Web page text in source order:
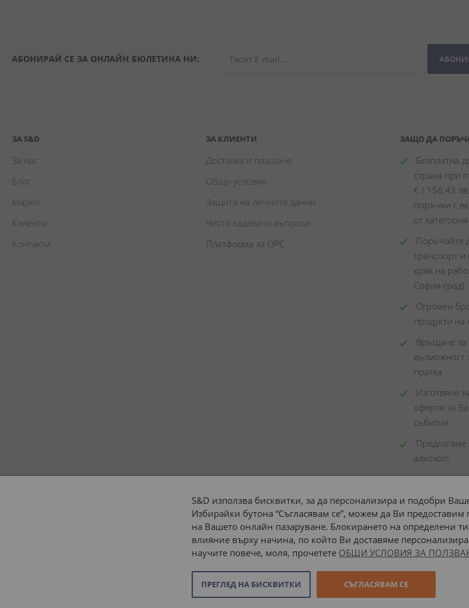
АБОНИРАЙ СЕ ЗА ОНЛАЙН БЮЛЕТИНА НИ:
ЗА S&D
За нас
Блог
Марки
Клиенти
Контакти
ЗА КЛИЕНТИ
Доставка и плащане
Общи условия
Защита на личните данни
Често задавани въпроси
Платформа за ОРС
ЗАЩО ДА
Безплатна
страна при
€ / 156.43 лв.
поръчки с
от
Поръчайте
транспорт
края на
София-град)
Огромен
продукти на
Връщане за
възможност
пратка
Изготвяне
оферти за
събитие
Предлагаме
алкохол!
Доставка до адрес
© 2026 “С и Д Комерсиал” ООД. Всички права запазени. Онлайн магазин от
S&D използва бисквитки, за да персонализира и подобри
Избирайки бутона “Съгласявам се”, можем да Ви
на Вашето онлайн пазаруване. Блокирането на определени
влияние върху начина, по който Ви доставяме
научите повече, моля, прочетете ОБЩИ УСЛОВИЯ ЗА
СЪГЛАСЯВАМ СЕ
ПРЕГЛЕД НА БИСКВИТКИ